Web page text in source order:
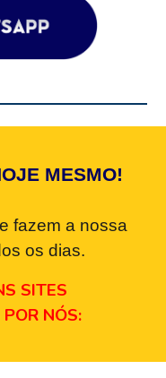
MESMO!
fazem a nossa
os dias.
SITES
NÓS: